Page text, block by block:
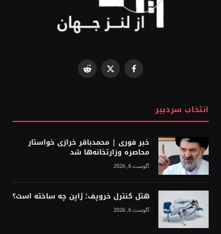
Facebook
X
Reddit
انتخاب سردبیر
خبر فوری | محمدباقر خرازی خواستار
محاصره وزارتخانه‌ها شد
آگوست 6, 2026
هتل کنترل خروپف؛ ژاپن چه ساخته است؟
آگوست 6, 2026